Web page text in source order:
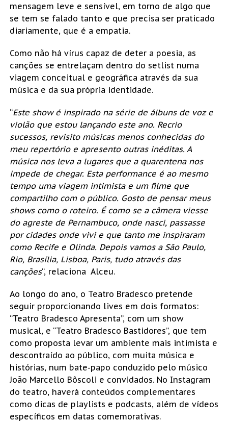
mensagem leve e sensível, em torno de algo que
se tem se falado tanto e que precisa ser praticado
diariamente, que é a empatia.
Como não há vírus capaz de deter a poesia, as
canções se entrelaçam dentro do setlist numa
viagem conceitual e geográfica através da sua
música e da sua própria identidade.
“Este show é inspirado na série de álbuns de voz e
violão que estou lançando este ano. Recrio
sucessos, revisito músicas menos conhecidas do
meu repertório e apresento outras inéditas. A
música nos leva a lugares que a quarentena nos
impede de chegar. Esta performance é ao mesmo
tempo uma viagem intimista e um filme que
compartilho com o público. Gosto de pensar meus
shows como o roteiro. É como se a câmera viesse
do agreste de Pernambuco, onde nasci, passasse
por cidades onde vivi e que tanto me inspiraram
como Recife e Olinda. Depois vamos a São Paulo,
Rio, Brasília, Lisboa, Paris, tudo através das
canções“, relaciona Alceu.
Ao longo do ano, o Teatro Bradesco pretende
seguir proporcionando lives em dois formatos:
“Teatro Bradesco Apresenta”, com um show
musical, e “Teatro Bradesco Bastidores”, que tem
como proposta levar um ambiente mais intimista e
descontraído ao público, com muita música e
histórias, num bate-papo conduzido pelo músico
João Marcello Bôscoli e convidados. No Instagram
do teatro, haverá conteúdos complementares
como dicas de playlists e podcasts, além de vídeos
específicos em datas comemorativas.